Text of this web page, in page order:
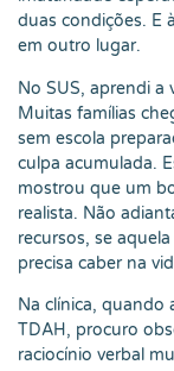
duas condições. E
em outro lugar.
No SUS, aprendi a
Muitas famílias
sem escola
culpa acumulada.
mostrou que um
realista. Não
recursos, se
precisa caber na
Na clínica, quando
TDAH, procuro
raciocínio verbal